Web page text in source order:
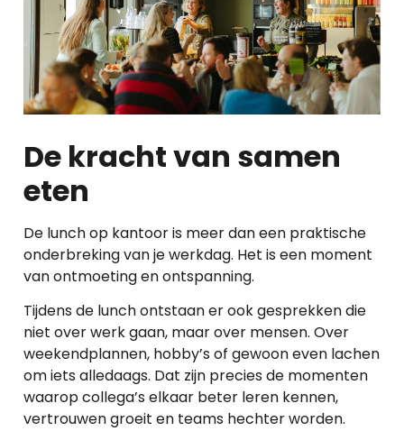
De kracht van samen
eten
De lunch op kantoor is meer dan een praktische
onderbreking van je werkdag. Het is een moment
van ontmoeting en ontspanning.
Tijdens de lunch ontstaan er ook gesprekken die
niet over werk gaan, maar over mensen. Over
weekendplannen, hobby’s of gewoon even lachen
om iets alledaags. Dat zijn precies de momenten
waarop collega’s elkaar beter leren kennen,
vertrouwen groeit en teams hechter worden.